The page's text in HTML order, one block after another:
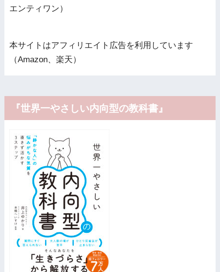
エンティワン）
本サイトはアフィリエイト広告を利用しています
（Amazon、楽天）
『世界一やさしい内向型の教科書』